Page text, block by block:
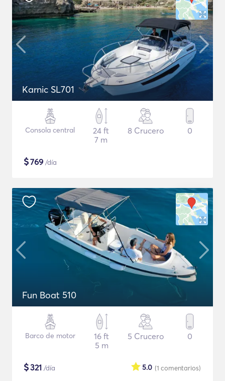
Karnic SL701
Consola central
24 ft
7 m
8 Crucero 0
$769 /día
Fun Boat 510
Barco de motor
16 ft
5 m
5 Crucero 0
$321 /día (1 comentarios)
5.0